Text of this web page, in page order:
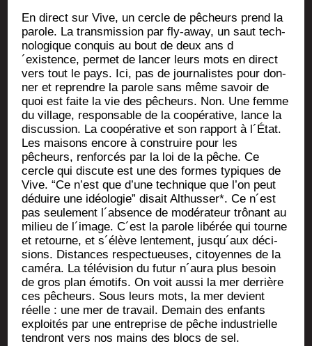
En direct sur Vive, un cercle de pêcheurs prend la
parole. La trans­mis­sion par fly-away, un saut tech­
no­lo­gique conquis au bout de deux ans d
´existence, per­met de lan­cer leurs mots en direct
vers tout le pays. Ici, pas de jour­na­listes pour don­
ner et reprendre la parole sans même savoir de
quoi est faite la vie des pêcheurs. Non. Une femme
du vil­lage, res­pon­sable de la coopé­ra­tive, lance la
dis­cus­sion. La coopé­ra­tive et son rap­port à l´État.
Les mai­sons encore à construire pour les
pêcheurs, ren­for­cés par la loi de la pêche. Ce
cercle qui dis­cute est une des formes typiques de
Vive. “Ce n’est que d’une tech­nique que l’on peut
déduire une idéo­lo­gie” disait Althus­ser*. Ce n´est
pas seule­ment l´absence de modé­ra­teur trô­nant au
milieu de l´image. C´est la parole libé­rée qui tourne
et retourne, et s´élève len­te­ment, jusqu´aux déci­
sions. Dis­tances res­pec­tueuses, citoyennes de la
camé­ra. La télé­vi­sion du futur n´aura plus besoin
de gros plan émo­tifs. On voit aus­si la mer der­rière
ces pêcheurs. Sous leurs mots, la mer devient
réelle : une mer de tra­vail. Demain des enfants
exploi­tés par une entre­prise de pêche indus­trielle
ten­dront vers nos mains des blocs de sel.